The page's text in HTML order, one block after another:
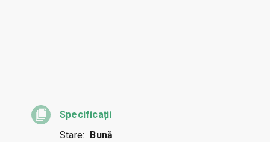
Specificații
Stare:
Bună